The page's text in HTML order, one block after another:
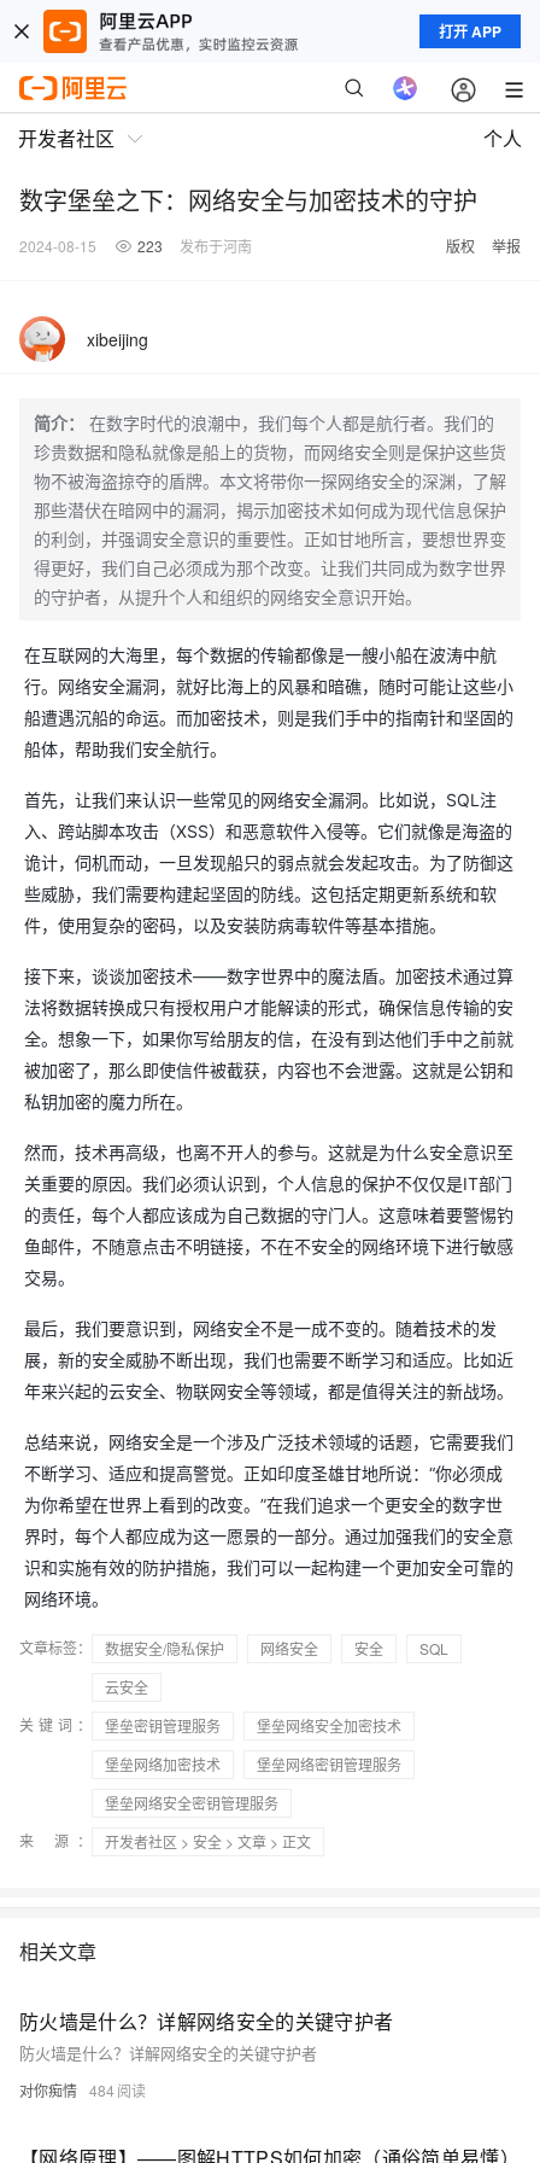
打开 APP
开发者社区 个人
数字堡垒之下：网络安全与加密技术的守护
2024-08-15 223 发布于河南 版权 举报
xibeijing
简介：
在数字时代的浪潮中，我们每个人都是航行者。我们的
珍贵数据和隐私就像是船上的货物，而网络安全则是保护这些货
物不被海盗掠夺的盾牌。本文将带你一探网络安全的深渊，了解
那些潜伏在暗网中的漏洞，揭示加密技术如何成为现代信息保护
的利剑，并强调安全意识的重要性。正如甘地所言，要想世界变
得更好，我们自己必须成为那个改变。让我们共同成为数字世界
的守护者，从提升个人和组织的网络安全意识开始。
在互联网的大海里，每个数据的传输都像是一艘小船在波涛中航
行。网络安全漏洞，就好比海上的风暴和暗礁，随时可能让这些小
船遭遇沉船的命运。而加密技术，则是我们手中的指南针和坚固的
船体，帮助我们安全航行。
首先，让我们来认识一些常见的网络安全漏洞。比如说，SQL注
入、跨站脚本攻击（XSS）和恶意软件入侵等。它们就像是海盗的
诡计，伺机而动，一旦发现船只的弱点就会发起攻击。为了防御这
些威胁，我们需要构建起坚固的防线。这包括定期更新系统和软
件，使用复杂的密码，以及安装防病毒软件等基本措施。
接下来，谈谈加密技术——数字世界中的魔法盾。加密技术通过算
法将数据转换成只有授权用户才能解读的形式，确保信息传输的安
全。想象一下，如果你写给朋友的信，在没有到达他们手中之前就
被加密了，那么即使信件被截获，内容也不会泄露。这就是公钥和
私钥加密的魔力所在。
然而，技术再高级，也离不开人的参与。这就是为什么安全意识至
关重要的原因。我们必须认识到，个人信息的保护不仅仅是IT部门
的责任，每个人都应该成为自己数据的守门人。这意味着要警惕钓
鱼邮件，不随意点击不明链接，不在不安全的网络环境下进行敏感
交易。
最后，我们要意识到，网络安全不是一成不变的。随着技术的发
展，新的安全威胁不断出现，我们也需要不断学习和适应。比如近
年来兴起的云安全、物联网安全等领域，都是值得关注的新战场。
总结来说，网络安全是一个涉及广泛技术领域的话题，它需要我们
不断学习、适应和提高警觉。正如印度圣雄甘地所说：“你必须成
为你希望在世界上看到的改变。”在我们追求一个更安全的数字世
界时，每个人都应成为这一愿景的一部分。通过加强我们的安全意
识和实施有效的防护措施，我们可以一起构建一个更加安全可靠的
网络环境。
文章标签： 数据安全/隐私保护 网络安全 安全
SQL
云安全
关键词：
堡垒密钥管理服务
堡垒网络安全加密技术
堡垒网络加密技术
堡垒网络密钥管理服务
堡垒网络安全密钥管理服务
来 源：
开发者社区 > 安全 > 文章 > 正文
相关文章
防火墙是什么？详解网络安全的关键守护者
防火墙是什么？详解网络安全的关键守护者
对你痴情 484